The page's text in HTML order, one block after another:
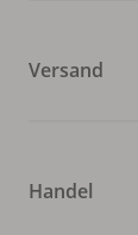
Versand
Handel